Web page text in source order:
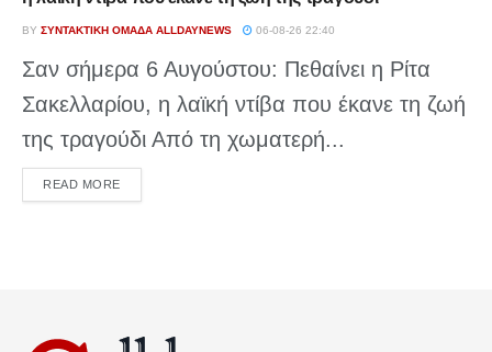
BY ΣΥΝΤΑΚΤΙΚΉ ΟΜΆΔΑ ALLDAYNEWS 06-08-26 22:40
Σαν σήμερα 6 Αυγούστου: Πεθαίνει η Ρίτα
Σακελλαρίου, η λαϊκή ντίβα που έκανε τη ζωή
της τραγούδι Από τη χωματερή...
READ MOREDETAILS